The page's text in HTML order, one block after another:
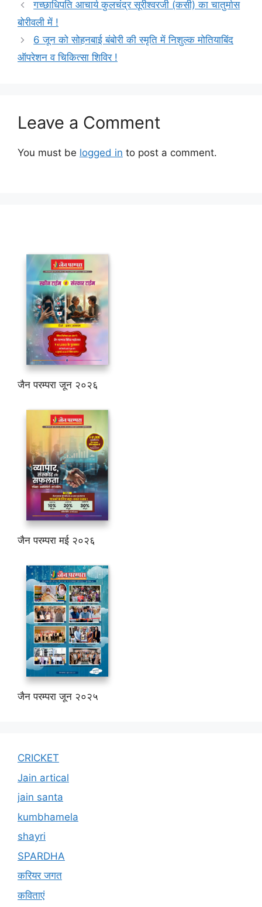
गच्छाधिपति आचार्य कुलचंद्र सूरीश्वरजी (कसी) का चातुर्मास
बोरीवली में !
6 जून को सोहनबाई बंबोरी की स्मृति में निशुल्क मोतियाबिंद
ऑपरेशन व चिकित्सा शिविर !
Leave a Comment
You must be logged in to post a comment.
जैन परम्परा जून २०२६
जैन परम्परा मई २०२६
जैन परम्परा जून २०२५
CRICKET
Jain artical
jain santa
kumbhamela
shayri
SPARDHA
करियर जगत
कविताएं